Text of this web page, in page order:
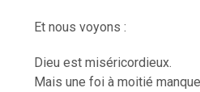
Et nous voyons :
Dieu est miséricordieux.
Mais une foi à moitié